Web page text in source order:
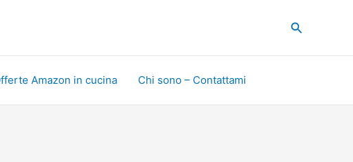
Cerca
Amazon in cucina Chi sono – Contattami